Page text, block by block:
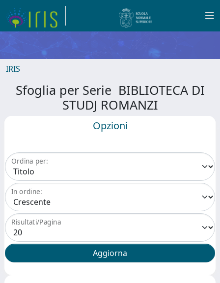
IRIS
Sfoglia per Serie BIBLIOTECA DI
STUDJ ROMANZI
Opzioni
Ordina per:
In ordine:
Risultati/Pagina